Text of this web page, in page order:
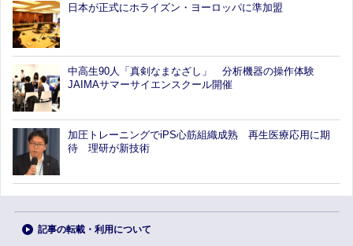
日本が正式にホライズン・ヨーロッパに準加盟
中高生90人「真剣なまなざし」 分析機器の操作体験
JAIMAサマーサイエンスクール開催
加圧トレーニングでiPS心筋組織成熟 再生医療応用に期
待 理研が新技術
記事の転載・利用について